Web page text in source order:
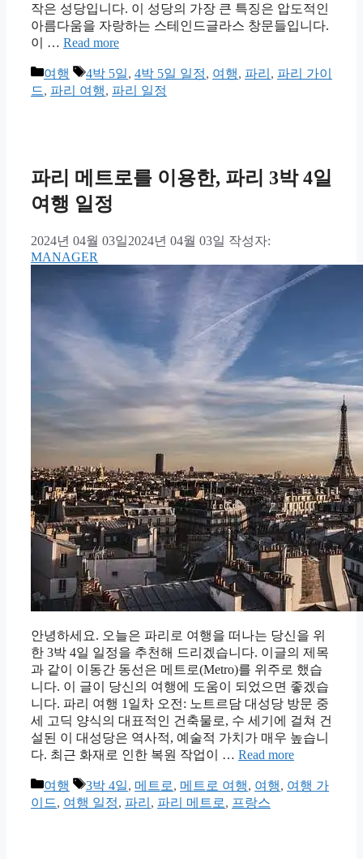
작은 성당입니다. 이 성당의 가장 큰 특징은 압도적인
아름다움을 자랑하는 스테인드글라스 창문들입니다.
이 … Read more
카
테
여행
태
그
4박 5일, 4박 5일 일정, 여행, 파리 , 파리 가이
드, 파리 여행, 파리 일정
파리 메트로를 이용한, 파리 3박 4일
여행 일정
2024년 04월 03일2024년 04월 03일 작성자:
MANAGER
안녕하세요. 오늘은 파리로 여행을 떠나는 당신을 위
한 3박 4일 일정을 추천해 드리겠습니다. 이글의 제목
과 같이 이동간 동선은 메트로(Metro)를 위주로 했습
니다. 이 글이 당신의 여행에 도움이 되었으면 좋겠습
니다. 파리 여행 1일차 오전: 노트르담 대성당 방문 중
세 고딕 양식의 대표적인 건축물로, 수 세기에 걸쳐 건
설된 이 대성당은 역사적, 예술적 가치가 매우 높습니
다. 최근 화재로 인한 복원 작업이 … Read more
카
테
여행
태
그
3박 4일, 메트로, 메트로 여행, 여행, 여행 가
이드, 여행 일정, 파리 , 파리 메트로, 프랑스